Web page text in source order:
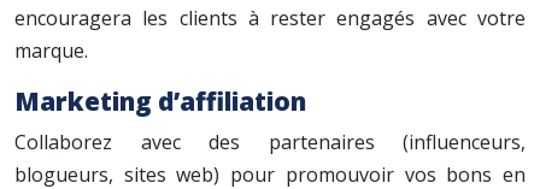
encouragera les clients à rester engagés avec votre
marque.
Marketing d’affiliation
Collaborez avec des partenaires (influenceurs,
blogueurs, sites web) pour promouvoir vos bons en